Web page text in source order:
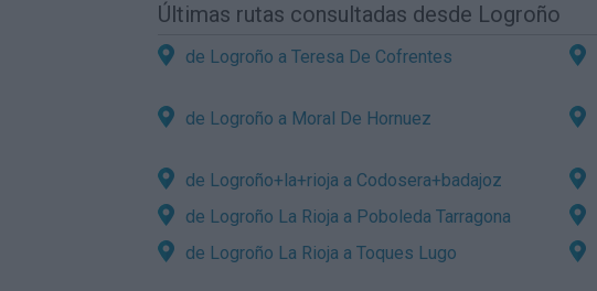
Últimas rutas consultadas desde Logroño
de Logroño a Teresa De Cofrentes
de Logroño a Moral De Hornuez
de Logroño+la+rioja a Codosera+badajoz
de Logroño La Rioja a Poboleda Tarragona
de Logroño La Rioja a Toques Lugo